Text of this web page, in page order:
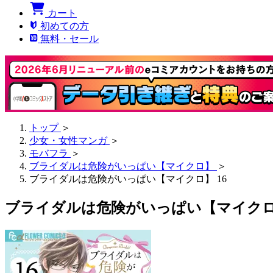
カート
初めての方
無料・セール
トップ ＞
少女・女性マンガ ＞
モバフラ ＞
ブライダルは危険がいっぱい【マイクロ】
＞
ブライダルは危険がいっぱい【マイクロ】 16
ブライダルは危険がいっぱい【マイク